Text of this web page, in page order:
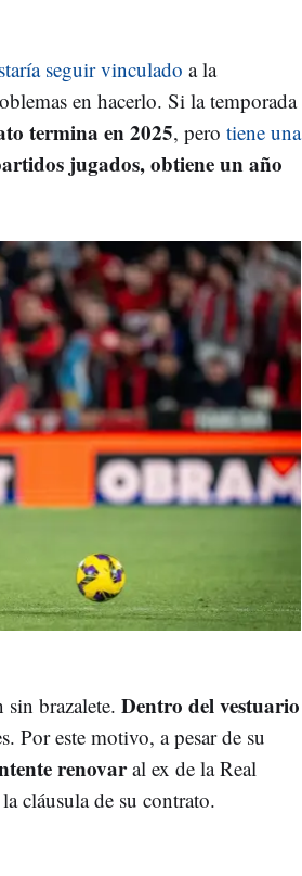
seguir vinculado a la
en hacerlo. Si la temporada
termina en 2025, pero tiene una
jugados, obtiene un año
brazalete. Dentro del vestuario
Por este motivo, a pesar de su
renovaral ex de la Real
cláusula de su contrato.